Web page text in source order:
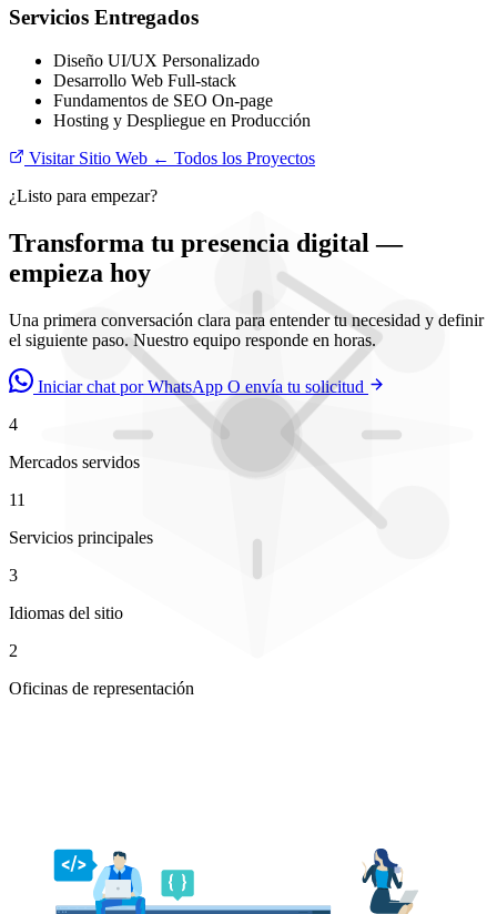
Servicios Entregados
Diseño UI/UX Personalizado
Desarrollo Web Full-stack
Fundamentos de SEO On-page
Hosting y Despliegue en Producción
Visitar Sitio Web ← Todos los Proyectos
¿Listo para empezar?
Transforma tu presencia digital —
empieza hoy
Una primera conversación clara para entender tu necesidad y definir
el siguiente paso. Nuestro equipo responde en horas.
Iniciar chat por WhatsApp O envía tu solicitud
4
Mercados servidos
11
Servicios principales
3
Idiomas del sitio
2
Oficinas de representación